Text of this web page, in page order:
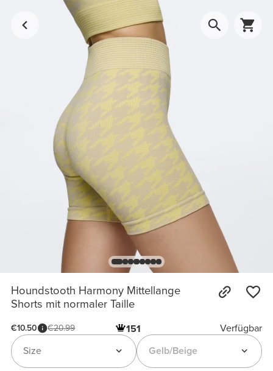
Houndstooth Harmony Mittellange
Shorts mit normaler Taille
€10.50 €20.99 151
Verfügbar
Gelb/Beige
Size